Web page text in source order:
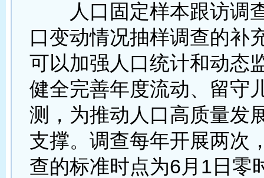
人口固定样本跟访调
口变动情况抽样调查的补
可以加强人口统计和动态
健全完善年度流动、留守
测，为推动人口高质量发
支撑。调查每年开展两次
查的标准时点为6月1日零